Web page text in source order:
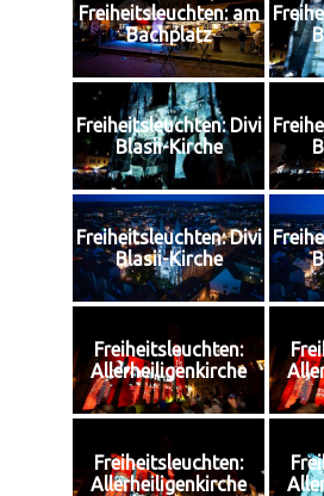
Freiheitsleuchten: am
Bachplatz
Freiheitsleuchten: Divi
Blasii-Kirche
Freiheitsleuchten: Divi
Blasii-Kirche
Freiheitsleuchten:
Allerheiligenkirche
Freiheitsleuchten:
Allerheiligenkirche